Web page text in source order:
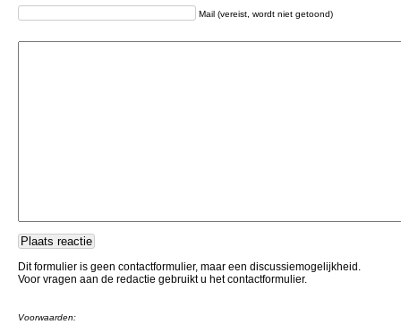
Mail (vereist, wordt niet getoond)
Dit formulier is geen contactformulier, maar een discussiemogelijkheid.
Voor vragen aan de redactie gebruikt u het contactformulier.
Voorwaarden: